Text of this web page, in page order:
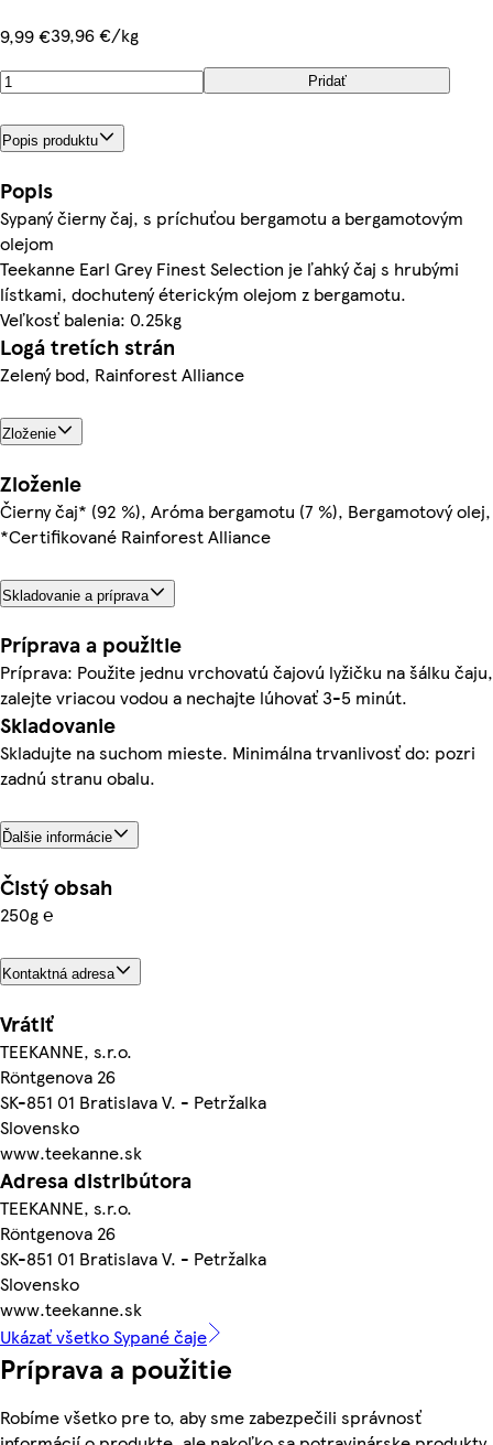
9,99 €39,96 €/kg
Pridať
Popis produktu
Popis
Sypaný čierny čaj, s príchuťou bergamotu a bergamotovým
olejom
Teekanne Earl Grey Finest Selection je ľahký čaj s hrubými
lístkami, dochutený éterickým olejom z bergamotu.
Veľkosť balenia: 0.25kg
Logá tretích strán
Zelený bod, Rainforest Alliance
Zloženie
Zloženie
Čierny čaj* (92 %), Aróma bergamotu (7 %), Bergamotový olej,
*Certifikované Rainforest Alliance
Skladovanie a príprava
Príprava a použitie
Príprava: Použite jednu vrchovatú čajovú lyžičku na šálku čaju,
zalejte vriacou vodou a nechajte lúhovať 3-5 minút.
Skladovanie
Skladujte na suchom mieste. Minimálna trvanlivosť do: pozri
zadnú stranu obalu.
Ďalšie informácie
Čistý obsah
250g ℮
Kontaktná adresa
Vrátiť
TEEKANNE, s.r.o.
Röntgenova 26
SK-851 01 Bratislava V. - Petržalka
Slovensko
www.teekanne.sk
Adresa distribútora
TEEKANNE, s.r.o.
Röntgenova 26
SK-851 01 Bratislava V. - Petržalka
Slovensko
www.teekanne.sk
Ukázať všetko Sypané čaje
Príprava a použitie
Robíme všetko pre to, aby sme zabezpečili správnosť